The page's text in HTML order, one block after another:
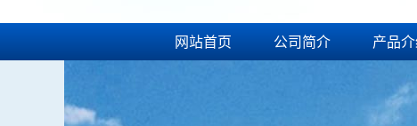
网站首页 公司简介 产品